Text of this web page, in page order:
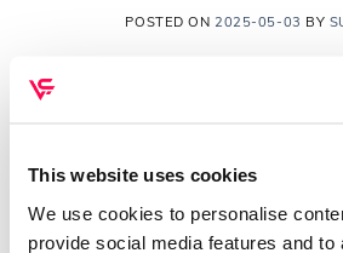
This website uses cookies
We use cookies to personalise
provide social media features and to
POSTED ON 2025-05-03 BY
Vamos lá começar!!! 💪🏻😊
Posted inComunidade